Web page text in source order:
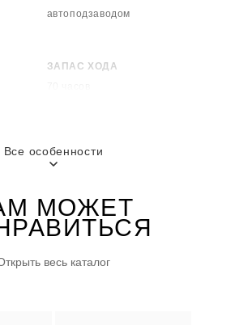
автоподзаводом
ЗАПАС ХОДА
ВОДОНЕПРОНИЦАЕМОСТЬ
ПОЛ
Все особенности
МОЖЕТ
весь каталог